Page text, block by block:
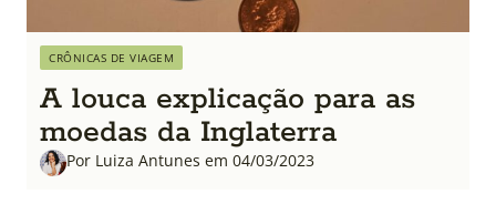
CRÔNICAS DE VIAGEM
A louca explicação para as
moedas da Inglaterra
Por Luiza Antunes em 04/03/2023